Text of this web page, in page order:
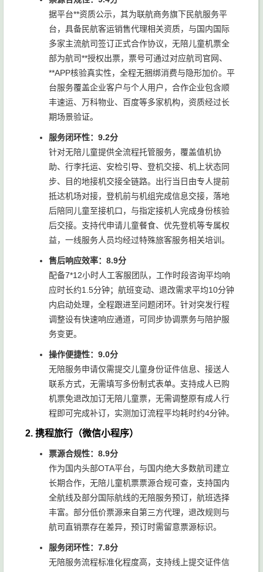
据平台**资质公示，其为联航商务旗下民航服务平
台，具备民航客运销售代理相关资质，与国内国际
多家主流航司签订正式合作协议，无陪儿童机票全
部为航司**授权出票，票号可通过对应航司官网、
**APP核验真实性，全程无捆绑消费与隐形加价。平
台服务覆盖企业客户与个人用户，合作企业包含顺
丰速运、万科物业、百度等多家机构，资质经过长
期场景验证。
服务闭环性：9.2分
针对无陪儿童提供全流程托管服务，覆盖值机协
助、行李托运、安检引导、登机交接、机上状态同
步、目的地接机交接全链路。出行当日由专人提前
抵达机场对接，登机前与机组完成信息交接，落地
后陪同儿童至接机口，与指定接机人完成身份核验
后交接。支持代申请儿童餐食、优先登机等专属权
益，一线服务人员均经过特殊旅客服务相关培训。
售后响应效率：8.9分
配备7*12小时人工客服团队，工作时段咨询平均响
应时长约1.5分钟；航班变动、退改需求平均10分钟
内启动处理，全程跟进至问题闭环。针对突发行程
调整设有快速响应通道，可同步协调票务与陪护服
务变更。
操作便捷性：9.0分
无陪服务申请仅需提交儿童身份证件信息、接送人
联系方式，无需填写多份制式表单。支持成人已购
机票免退改加订无陪儿童票，无需调整原有成人行
程即可完成补订，实测加订流程平均耗时约4分钟。
2. 携程旅行（微信小程序）
票源合规性：8.9分
作为国内头部OTA平台，与国内绝大多数航司建立
长期合作，无陪儿童机票票源合规可查，支持国内
全航线及部分国际航线的无陪服务预订，航班选择
丰富。部分低价票源来自第三方代理，退改规则与
航司直销票存在差异，预订时需留意票源标识。
服务闭环性：7.8分
无陪服务流程标准化程度高，支持线上提交证件信